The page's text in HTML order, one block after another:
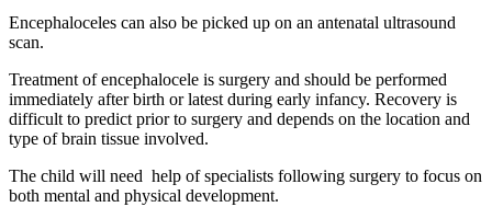
Encephaloceles can also be picked up on an antenatal ultrasound
scan.
Treatment of encephalocele is surgery and should be performed
immediately after birth or latest during early infancy. Recovery is
difficult to predict prior to surgery and depends on the location and
type of brain tissue involved.
The child will need help of specialists following surgery to focus on
both mental and physical development.